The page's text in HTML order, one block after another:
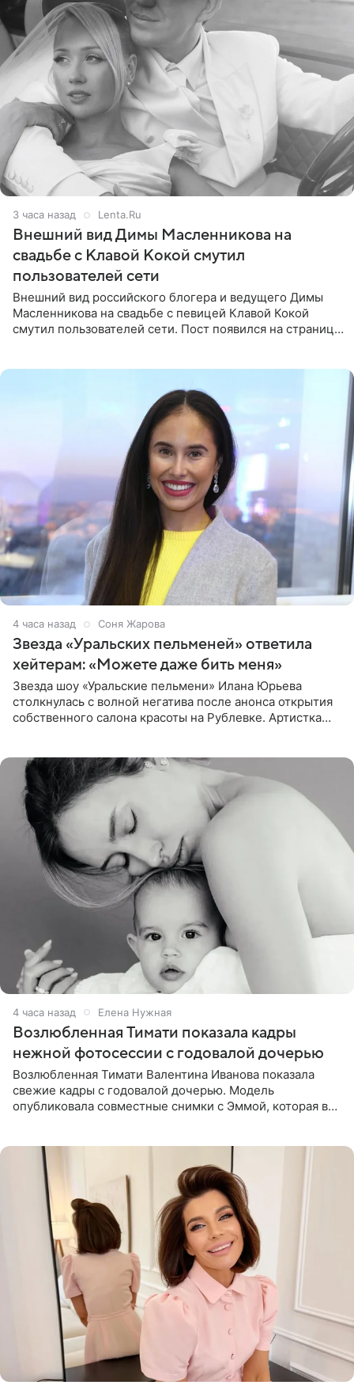
3 часа назад Lenta.Ru
Внешний вид Димы Масленникова на
свадьбе с Клавой Кокой смутил
пользователей сети
Внешний вид российского блогера и ведущего Димы
Масленникова на свадьбе с певицей Клавой Кокой
смутил пользователей сети. Пост появился на странице
4 часа назад Соня Жарова
Звезда «Уральских пельменей» ответила
хейтерам: «Можете даже бить меня»
Звезда шоу «Уральские пельмени» Илана Юрьева
столкнулась с волной негатива после анонса открытия
собственного салона красоты на Рублевке. Артистка
4 часа назад Елена Нужная
Возлюбленная Тимати показала кадры
нежной фотосессии с годовалой дочерью
Возлюбленная Тимати Валентина Иванова показала
свежие кадры с годовалой дочерью. Модель
опубликовала совместные снимки с Эммой, которая в